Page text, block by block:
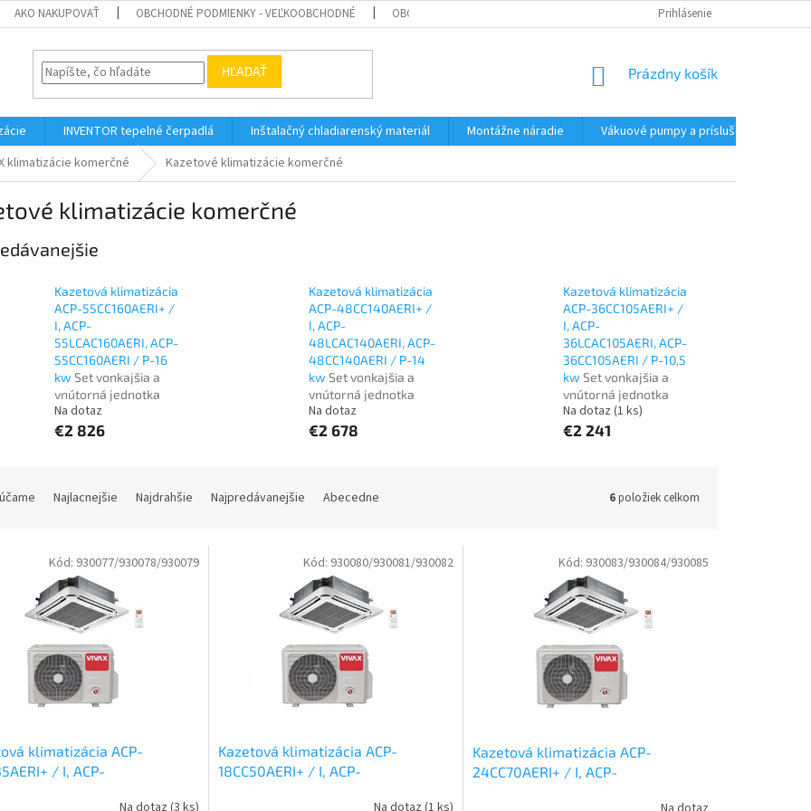
AKO NAKUPOVAŤ OBCHODNÉ PODMIENKY - VEĽKOOBCHODNÉ OBCHODNÉ PODMIENKY - MALOOBCHODNÉ PODMIENKY OCHRANY
Prihlásenie
HĽADAŤ
NÁKUPNÝ
Prázdny košík
INVENTOR tepelné čerpadlá Inštalačný chladiarenský materiál Montážne náradie Vákuové pumpy a príslušenstvo
klimatizácie komerčné Kazetové klimatizácie komerčné
klimatizácie komerčné
Kazetová klimatizácia
ACP-55CC160AERI+ /
I, ACP-
55LCAC160AERI, ACP-
55CC160AERI / P-16
kw Set vonkajšia a
vnútorná jednotka
Na dotaz
€2 826
Kazetová klimatizácia
ACP-48CC140AERI+ /
I, ACP-
48LCAC140AERI, ACP-
48CC140AERI / P-14
kw Set vonkajšia a
vnútorná jednotka
Na dotaz
€2 678
Kazetová klimatizácia
ACP-36CC105AERI+ /
I, ACP-
36LCAC105AERI, ACP-
36CC105AERI / P-10,5
kw Set vonkajšia a
vnútorná jednotka
Na dotaz (1 ks)
€2 241
Najlacnejšie Najdrahšie Najpredávanejšie Abecedne 6položiek celkom
klimatizácia ACP-
/ I, ACP-
Kód: 930077/930078/930079
Kazetová klimatizácia ACP-
18CC50AERI+ / I, ACP-
Kód: 930080/930081/930082
Kazetová klimatizácia ACP-
24CC70AERI+ / I, ACP-
Kód: 930083/930084/930085